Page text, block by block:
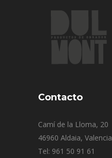
Contacto
Camí de la Lloma, 20
46960 Aldaia, Valencia
Tel: 961 50 91 61